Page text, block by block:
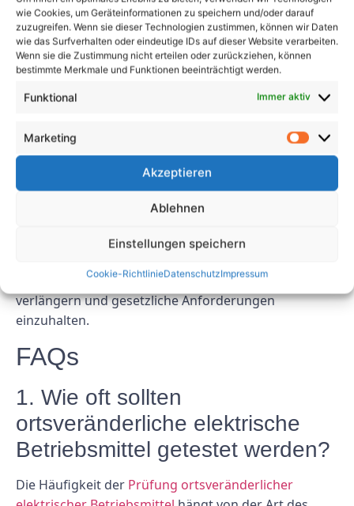
wie Cookies, um Geräteinformationen zu speichern und/oder darauf
zuzugreifen. Wenn sie dieser Technologien zustimmen, können wir Daten
wie das Surfverhalten oder eindeutige IDs auf dieser Website verarbeiten.
Wenn sie die Zustimmung nicht erteilen oder zurückziehen, können
bestimmte Merkmale und Funktionen beeinträchtigt werden.
Funktional Immer aktiv
Marketing
Akzeptieren
Ablehnen
Einstellungen speichern
Cookie-RichtlinieDatenschutzImpressum
Abschluss
Die Erstellung eines Prüfintervallplans für
die Aufrechterhaltung eines sicheren und
die Identifizierung von Gerätetypen, die Konsultation
von Vorschriften, die Berücksichtigung der
Umgebung, die Festlegung von Testhäufigkeiten und
die Implementierung eines Nachverfolgungssystems
regelmäßig überprüft und getestet werden. Dieser
verhindern, die Lebensdauer von Geräten zu
verlängern und gesetzliche Anforderungen
einzuhalten.
FAQs
1. Wie oft sollten
ortsveränderliche elektrische
Betriebsmittel getestet werden?
Die Häufigkeit der Prüfung ortsveränderlicher